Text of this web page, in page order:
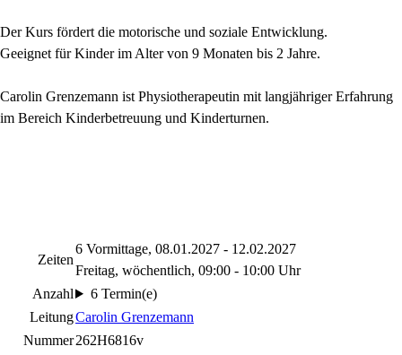
Der Kurs fördert die motorische und soziale Entwicklung.
Geeignet für Kinder im Alter von 9 Monaten bis 2 Jahre.
Carolin Grenzemann ist Physiotherapeutin mit langjähriger Erfahrung
im Bereich Kinderbetreuung und Kinderturnen.
Zeiten
6 Vormittage, 08.01.2027 - 12.02.2027
Freitag, wöchentlich, 09:00 - 10:00 Uhr
Anzahl
6 Termin(e)
LeitungCarolin Grenzemann
Nummer262H6816v